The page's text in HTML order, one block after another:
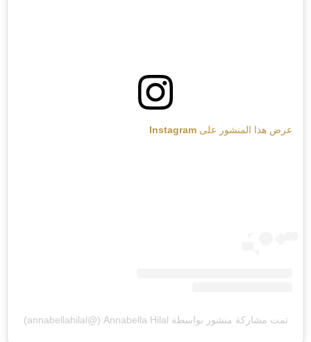
عرض هذا المنشور على Instagram
تمت مشاركة منشور بواسطة ‏‎Annabella Hilal‎‏ (@‏‎annabellahilal‎‏)